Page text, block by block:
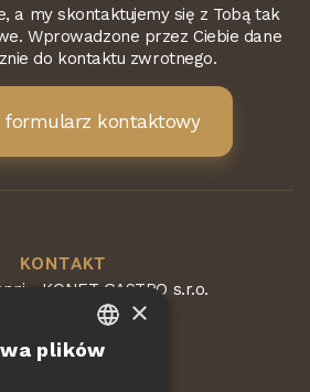
a my skontaktujemy się z Tobą tak
Wprowadzone przez Ciebie dane
do kontaktu zwrotnego.
formularz kontaktowy
KONTAKT
- KONET GASTRO s.r.o.
Dvorská 168
Czeska
CZECH
×
plików